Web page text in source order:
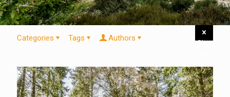
Categories Tags Authors
Show